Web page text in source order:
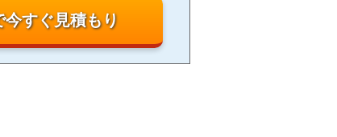
今すぐ見積もり